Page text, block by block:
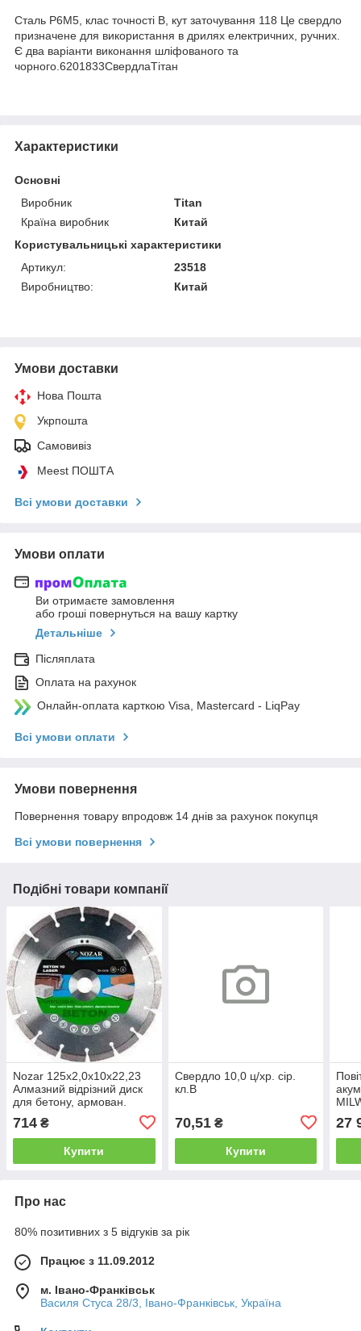
Сталь Р6М5, клас точності В, кут заточування 118 Це свердло
призначене для використання в дрилях електричних, ручних.
Є два варіанти виконання шліфованого та
чорного.6201833СвердлаТітан
Характеристики
Основні
Виробник
Titan
Країна виробник
Китай
Користувальницькі характеристики
Артикул:
23518
Виробництво:
Китай
Умови доставки
Нова Пошта
Укрпошта
Самовивіз
Meest ПОШТА
Всі умови доставки
Умови оплати
Ви отримаєте замовлення
або гроші повернуться на вашу картку
Детальніше
Післяплата
Оплата на рахунок
Онлайн-оплата карткою Visa, Mastercard - LiqPay
Всі умови оплати
Умови повернення
Повернення товару впродовж 14 днів за рахунок покупця
Всі умови повернення
Подібні товари компанії
Nozar 125х2,0х10х22,23
Алмазний відрізний диск
для бетону, армован.
бетону, матер.сеердньої т
714 ₴
Купити
Свердло 10,0 ц/хр. сір.
кл.В
70,51₴
Купити
27
Про нас
80% позитивних з 5 відгуків за рік
Працює з 11.09.2012
м. Івано-Франківськ
Василя Стуса 28/3, Івано-Франківськ, Україна